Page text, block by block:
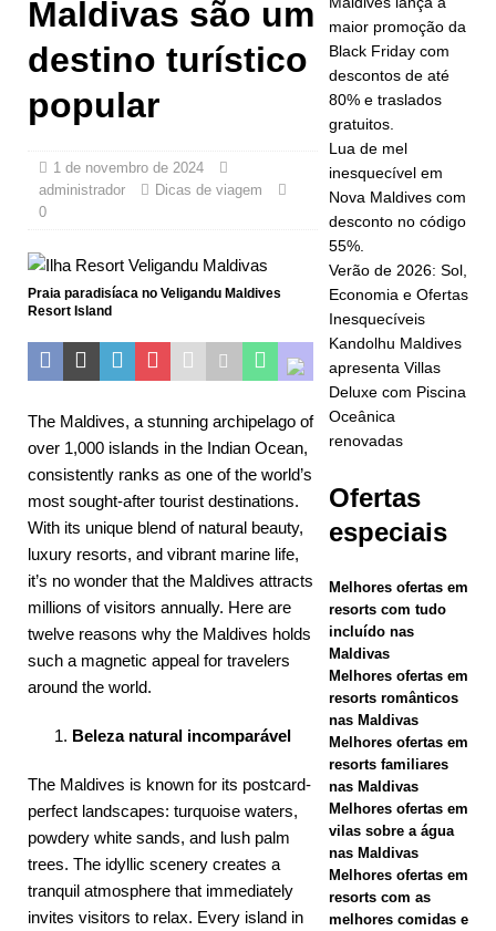
OFERTAS
novembro de
2025 ]
Cinnamon
lança a
maior
promoção da
Black Friday
com
descontos
de até 80% e
gratuitos.
ESPECIAIS
[ 13 de
2025 ] Lua
Maldivas são um
destino turístico
popular
1 de novembro de 2024
administrador
Dicas de viagem
0
Praia paradisíaca no Veligandu Maldives
Resort Island
The Maldives, a stunning archipelago of
over 1,000 islands in the Indian Ocean,
consistently ranks as one of the world’s
most sought-after tourist destinations.
With its unique blend of natural beauty,
luxury resorts, and vibrant marine life,
it’s no wonder that the Maldives attracts
millions of visitors annually. Here are
twelve reasons why the Maldives holds
such a magnetic appeal for travelers
around the world.
Beleza natural incomparável
The Maldives is known for its postcard-
perfect landscapes: turquoise waters,
powdery white sands, and lush palm
trees. The idyllic scenery creates a
tranquil atmosphere that immediately
invites visitors to relax. Every island in
maior promoção da
Black Friday com
descontos de até
80% e traslados
gratuitos.
Lua de mel
inesquecível em
Nova Maldives com
desconto no código
55%.
Verão de 2026: Sol,
Economia e Ofertas
Inesquecíveis
Kandolhu Maldives
apresenta Villas
Deluxe com Piscina
Oceânica
renovadas
Ofertas
especiais
Melhores ofertas em
resorts com tudo
incluído nas
Maldivas
Melhores ofertas em
resorts românticos
nas Maldivas
Melhores ofertas em
resorts familiares
nas Maldivas
Melhores ofertas em
vilas sobre a água
nas Maldivas
Melhores ofertas em
resorts com as
melhores comidas e